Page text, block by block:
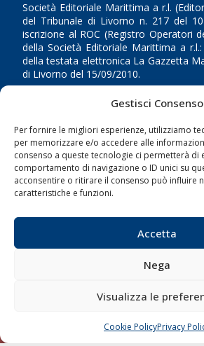
Gestisci Consenso
Per fornire le migliori esperienze, utilizziamo
per memorizzare e/o accedere alle
consenso a queste tecnologie ci permetterà di
comportamento di navigazione o ID unici su
acconsentire o ritirare il consenso può influire
caratteristiche e funzioni.
Accetta
Nega
Visualizza le
Cookie PolicyPrivacy
Società Editoriale Marittima a r.l.
del Tribunale di Livorno n. 217 del
iscrizione al ROC (Registro Operatori
della Società Editoriale Marittima a
della testata elettronica La Gazzetta
di Livorno del 15/09/2010.
LINK
Shipping
Porti/Interporti
Trasporti
Blue economy
Chi siamo
Contatti
CHIAMA